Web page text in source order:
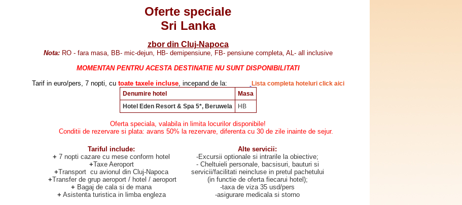
Oferte speciale
Sri Lanka
zbor din Cluj-Napoca
Nota: RO - fara masa, BB- mic-dejun, HB- demipensiune, FB- pensiune completa, AL- all inclusive
MOMENTAN PENTRU ACESTA DESTINATIE NU SUNT DISPONIBILITATI
Tarif in euro/pers, 7 nopti, cu toate taxele incluse, incepand de la:
Lista completa hoteluri click aici
Denumire hotel
Masa
Hotel Eden Resort & Spa 5*, Beruwela
HB
Oferta speciala, valabila in limita locurilor disponibile!
Conditii de rezervare si plata: avans 50% la rezervare, diferenta cu 30 de zile inainte de sejur.
Tariful include:
+ 7 nopti cazare cu mese conform hotel
+Taxe Aeroport
+Transport cu avionul din Cluj-Napoca
+Transfer de grup aeroport / hotel / aeroport
+ Bagaj de cala si de mana
+ Asistenta turistica in limba engleza
Alte servicii:
-Excursii optionale si intrarile la obiective;
- Cheltuieli personale, bacsisuri, bauturi si
servicii/facilitati neincluse in pretul pachetului
(in functie de oferta fiecarui hotel);
-taxa de viza 35 usd/pers
-asigurare medicala si storno